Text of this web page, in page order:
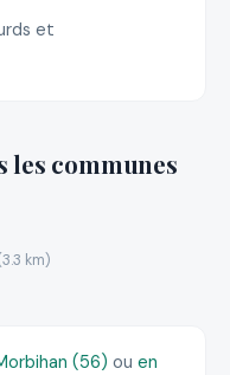
et
les communes
km)
(56) ou en